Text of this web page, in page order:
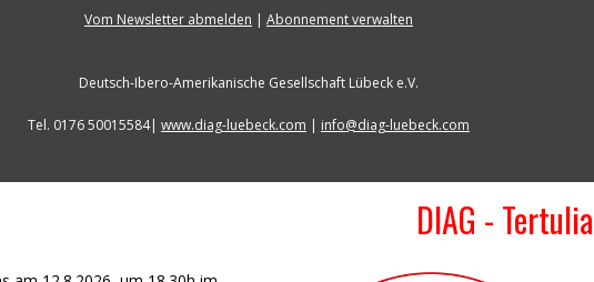
Vom Newsletter abmelden | Abonnement verwalten
Deutsch-Ibero-Amerikanische Gesellschaft Lübeck e.V.
Tel. 0176 50015584| www.diag-luebeck.com | info@diag-luebeck.com
DIAG - Tertulia